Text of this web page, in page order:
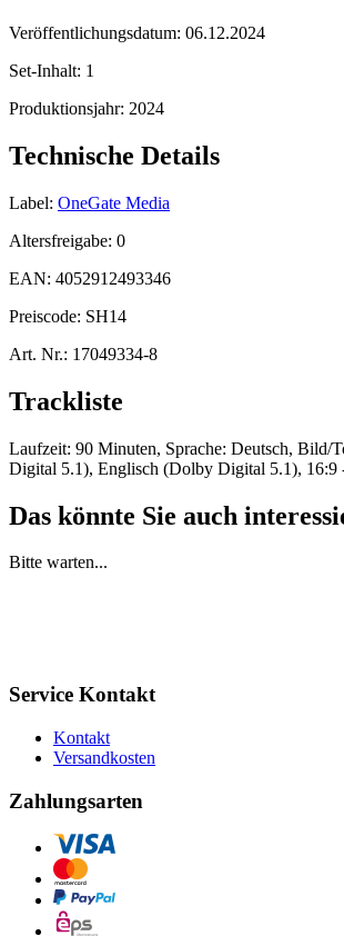
Veröffentlichungsdatum: 06.12.2024
Set-Inhalt: 1
Produktionsjahr: 2024
Technische Details
Label: OneGate Media
Altersfreigabe: 0
EAN: 4052912493346
Preiscode: SH14
Art. Nr.: 17049334-8
Trackliste
Laufzeit: 90 Minuten, Sprache: Deutsch, Bild/
Digital 5.1), Englisch (Dolby Digital 5.1), 16:9
Das könnte Sie auch
Bitte warten...
Service Kontakt
Kontakt
Versandkosten
Zahlungsarten